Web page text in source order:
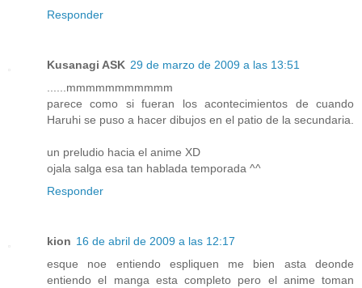
Responder
Kusanagi ASK 29 de marzo de 2009 a las 13:51
......mmmmmmmmmmm
parece como si fueran los acontecimientos de cuando
Haruhi se puso a hacer dibujos en el patio de la secundaria.
un preludio hacia el anime XD
ojala salga esa tan hablada temporada ^^
Responder
kion 16 de abril de 2009 a las 12:17
esque noe entiendo espliquen me bien asta deonde
entiendo el manga esta completo pero el anime toman